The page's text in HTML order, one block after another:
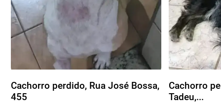
Cachorro perdido, Rua José Bossa,
455
Cachorro
Tadeu,...